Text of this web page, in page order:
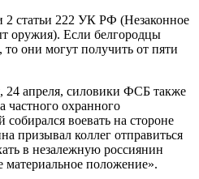
статьи 222 УК РФ (Незаконное
оружия). Если белгородцы
они могут получить от пяти
24 апреля, силовики ФСБ также
частного охранного
воевать на стороне
призывал коллег отправиться
в незалежную россиянин
материальное положение».